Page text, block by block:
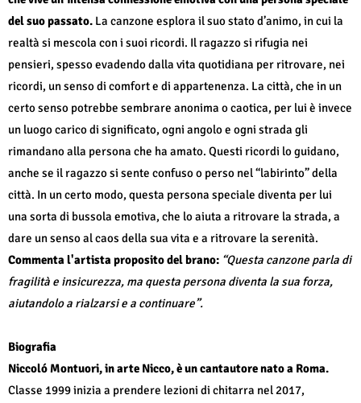
del suo passato. La canzone esplora il suo stato d’animo, in cui la
realtà si mescola con i suoi ricordi. Il ragazzo si rifugia nei
pensieri, spesso evadendo dalla vita quotidiana per ritrovare, nei
ricordi, un senso di comfort e di appartenenza. La città, che in un
certo senso potrebbe sembrare anonima o caotica, per lui è invece
un luogo carico di significato, ogni angolo e ogni strada gli
rimandano alla persona che ha amato. Questi ricordi lo guidano,
anche se il ragazzo si sente confuso o perso nel “labirinto” della
città. In un certo modo, questa persona speciale diventa per lui
una sorta di bussola emotiva, che lo aiuta a ritrovare la strada, a
dare un senso al caos della sua vita e a ritrovare la serenità.
Commenta l'artista proposito del brano: “Questa canzone parla di
fragilità e insicurezza, ma questa persona diventa la sua forza,
aiutandolo a rialzarsi e a continuare”.
Biografia
Niccoló Montuori, in arte Nicco, è un cantautore nato a Roma.
Classe 1999 inizia a prendere lezioni di chitarra nel 2017,